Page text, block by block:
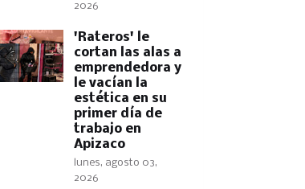
2026
'Rateros' le
cortan las alas a
emprendedora y
le vacían la
estética en su
primer día de
trabajo en
Apizaco
lunes, agosto 03,
2026